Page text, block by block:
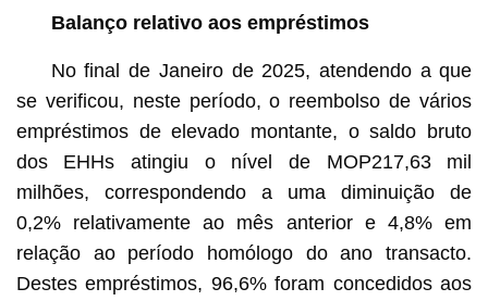
Balanço relativo aos empréstimos
No final de Janeiro de 2025, atendendo a que
se verificou, neste período, o reembolso de vários
empréstimos de elevado montante, o saldo bruto
dos EHHs atingiu o nível de MOP217,63 mil
milhões, correspondendo a uma diminuição de
0,2% relativamente ao mês anterior e 4,8% em
relação ao período homólogo do ano transacto.
Destes empréstimos, 96,6% foram concedidos aos